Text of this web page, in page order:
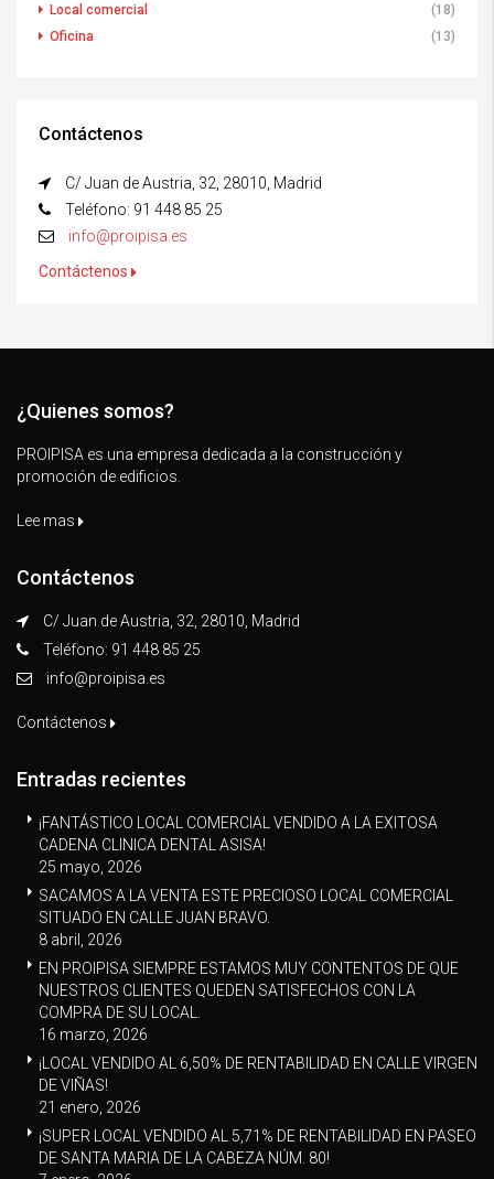
Local comercial
(18)
Oficina
(13)
Contáctenos
C/ Juan de Austria, 32, 28010, Madrid
Teléfono: 91 448 85 25
info@proipisa.es
Contáctenos
¿Quienes somos?
PROIPISA es una empresa dedicada a la construcción y
promoción de edificios.
Lee mas
Contáctenos
C/ Juan de Austria, 32, 28010, Madrid
Teléfono: 91 448 85 25
info@proipisa.es
Contáctenos
Entradas recientes
¡FANTÁSTICO LOCAL COMERCIAL VENDIDO A LA EXITOSA
CADENA CLINICA DENTAL ASISA!
25 mayo, 2026
SACAMOS A LA VENTA ESTE PRECIOSO LOCAL COMERCIAL
SITUADO EN CALLE JUAN BRAVO.
8 abril, 2026
EN PROIPISA SIEMPRE ESTAMOS MUY CONTENTOS DE QUE
NUESTROS CLIENTES QUEDEN SATISFECHOS CON LA
COMPRA DE SU LOCAL.
16 marzo, 2026
¡LOCAL VENDIDO AL 6,50% DE RENTABILIDAD EN CALLE VIRGEN
DE VIÑAS!
21 enero, 2026
¡SUPER LOCAL VENDIDO AL 5,71% DE RENTABILIDAD EN PASEO
DE SANTA MARIA DE LA CABEZA NÚM. 80!